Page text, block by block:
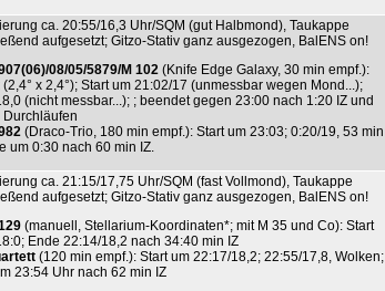
ca. 20:55/16,3 Uhr/SQM (gut Halbmond), Taukappe
aufgesetzt; Gitzo-Stativ ganz ausgezogen, BalENS on!
08/05/5879/M 102 (Knife Edge Galaxy, 30 min empf.):
(2,4° x 2,4°); Start um 21:02/17 (unmessbar wegen Mond...);
(nicht messbar...); ; beendet gegen 23:00 nach 1:20 IZ und
Durchläufen
(Draco-Trio, 180 min empf.): Start um 23:03; 0:20/19, 53 min
um 0:30 nach 60 min IZ.
ca. 21:15/17,75 Uhr/SQM (fast Vollmond), Taukappe
aufgesetzt; Gitzo-Stativ ganz ausgezogen, BalENS on!
(manuell, Stellarium-Koordinaten*; mit M 35 und Co): Start
Ende 22:14/18,2 nach 34:40 min IZ
(120 min empf.): Start um 22:17/18,2; 22:55/17,8, Wolken;
23:54 Uhr nach 62 min IZ